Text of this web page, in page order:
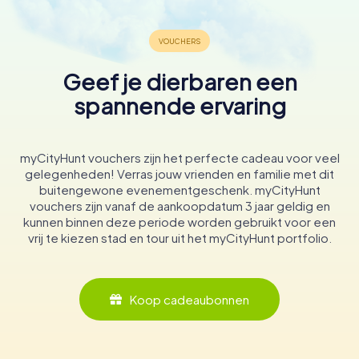
Geef je dierbaren een
spannende ervaring
myCityHunt vouchers zijn het perfecte cadeau voor veel
gelegenheden! Verras jouw vrienden en familie met dit
buitengewone evenementgeschenk. myCityHunt
vouchers zijn vanaf de aankoopdatum 3 jaar geldig en
kunnen binnen deze periode worden gebruikt voor een
vrij te kiezen stad en tour uit het myCityHunt portfolio.
Koop cadeaubonnen